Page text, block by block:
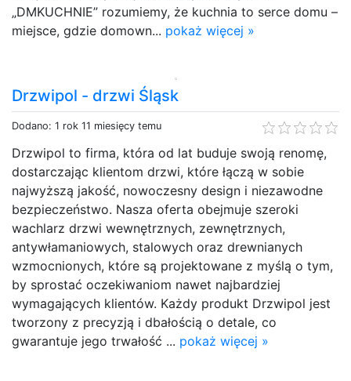
„DMKUCHNIE” rozumiemy, że kuchnia to serce domu –
miejsce, gdzie domown... pokaż więcej »
Drzwipol - drzwi Śląsk
Dodano: 1 rok 11 miesięcy temu
Drzwipol to firma, która od lat buduje swoją renomę,
dostarczając klientom drzwi, które łączą w sobie
najwyższą jakość, nowoczesny design i niezawodne
bezpieczeństwo. Nasza oferta obejmuje szeroki
wachlarz drzwi wewnętrznych, zewnętrznych,
antywłamaniowych, stalowych oraz drewnianych
wzmocnionych, które są projektowane z myślą o tym,
by sprostać oczekiwaniom nawet najbardziej
wymagających klientów. Każdy produkt Drzwipol jest
tworzony z precyzją i dbałością o detale, co
gwarantuje jego trwałość ... pokaż więcej »